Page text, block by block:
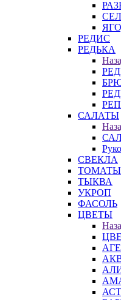
РЕДИС
РЕДЬКА
САЛАТЫ
СВЕКЛА
ТОМАТЫ
ТЫКВА
УКРОП
ФАСОЛЬ
ЦВЕТЫ